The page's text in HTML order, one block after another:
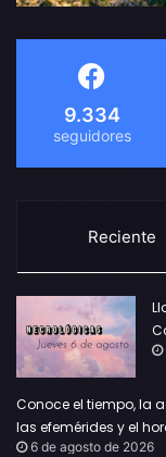
9.334
Reciente
Conoce el tiempo, la
las efemérides y el
6 de agosto de 2026